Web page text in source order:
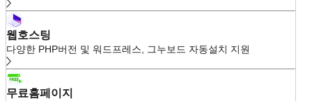
웹호스팅
다양한 PHP버전 및 워드프레스, 그누보드 자동설치 지원
무료홈페이지